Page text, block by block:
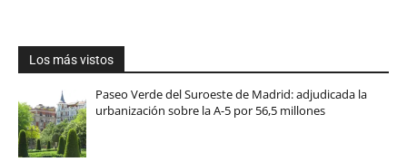
Los más vistos
Paseo Verde del Suroeste de Madrid: adjudicada la
urbanización sobre la A-5 por 56,5 millones